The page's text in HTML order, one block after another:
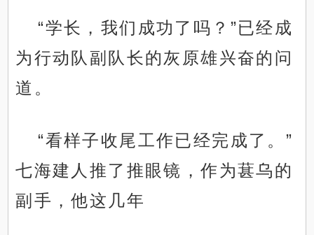
“学长，我们成功了吗？”已经成
为行动队副队长的灰原雄兴奋的问
道。
“看样子收尾工作已经完成了。”
七海建人推了推眼镜，作为葚乌的
副手，他这几年